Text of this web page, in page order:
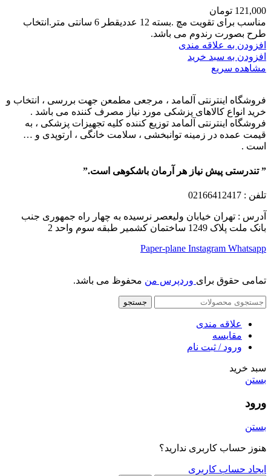
121,000 تومان
مناسب برای تقویت مچ .بسته 12 عددیقطر 6 سانتی متر.انتخاب
طرح بصورت رندوم می باشد.
افزودن به علاقه مندی
افزودن به سبد خرید
مشاهده سریع
فروشگاه اینترنتی آلمامد ، مرجعی مطمعن جهت بررسی ، انتخاب و
خرید انواع کالاهای پزشکی مورد نیاز مصرف کننده می باشد .
فروشگاه اینترنتی آلمامد توزیع کننده کلیه تجهیزات پزشکی ، به
قیمت عمده در زمینه توانبخشی ، سلامت خانگی ، ارتوپدی و …
است .
” تندرستی پیش نیاز هر آرمان باشکوهی است.”
تلفن : 02166412417
آدرس : تهران خیابان ولیعصر نرسیده به چهار راه جمهوری جنب
بانک ملت پلاک 1249 ساختمان کشمیر طبقه سوم واحد 2
Paper-plane Instagram Whatsapp
تمامی حقوق برای وردپرس من محفوظ می باشد.
جستجو
علاقه مندی
مقایسه
ورود / ثبت نام
سبد خرید
بستن
ورود
بستن
هنوز حساب کاربری ندارید؟
ایجاد حساب کاربری